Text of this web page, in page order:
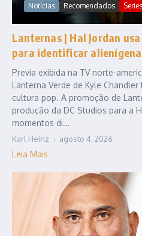
Notícias Recomendados
Lanternas | Hal Jordan
para identificar
Previa exibida na TV norte-
Lanterna Verde de Kyle
cultura pop. A promoção de
produção da DC Studios para a
momentos di...
Karl Heinz agosto 4, 2026
Leia Mais